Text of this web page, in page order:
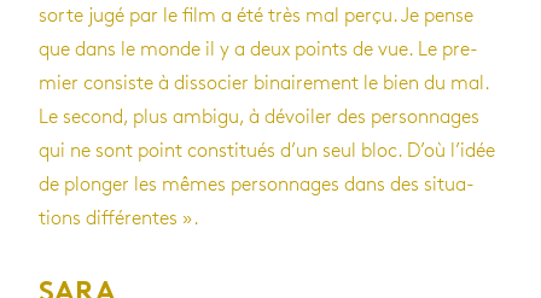
sorte jugé par le film a été très mal perçu. Je pense
que dans le monde il y a deux points de vue. Le pre­
mier consiste à dis­so­cier binai­re­ment le bien du mal.
Le second, plus ambigu, à dévoi­ler des per­son­nages
qui ne sont point consti­tués d’un seul bloc. D’où l’idée
de plon­ger les mêmes per­son­nages dans des situa­
tions dif­fé­rentes ».